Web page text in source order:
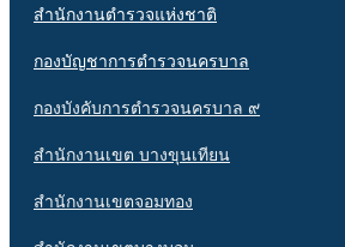
สำนักงานตำรวจแห่งชาติ
กองบัญชาการตำรวจนครบาล
กองบังคับการตำรวจนครบาล ๙
สำนักงานเขต บางขุนเทียน
สำนักงานเขตจอมทอง